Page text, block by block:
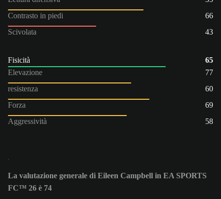
Contrasto in piedi
66
Scivolata
43
Fisicità
65
Elevazione
77
resistenza
60
Forza
69
Aggressività
58
La valutazione generale di Eileen Campbell in EA SPORTS
FC™ 26 è 74